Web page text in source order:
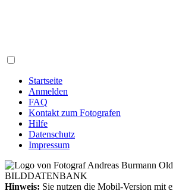
Startseite
Anmelden
FAQ
Kontakt zum Fotografen
Hilfe
Datenschutz
Impressum
Hinweis: Sie nutzen die Mobil-Version mit